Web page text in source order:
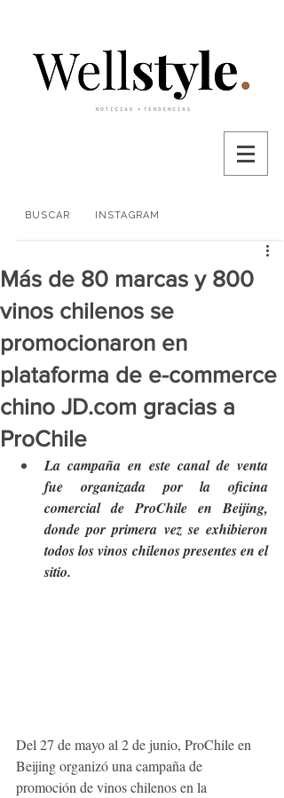
BUSCAR INSTAGRAM
Más de 80 marcas y 800
vinos chilenos se
promocionaron en
plataforma de e-commerce
chino JD.com gracias a
ProChile
La campaña en este canal de venta
fue organizada por la oficina
comercial de ProChile en Beijing,
donde por primera vez se exhibieron
todos los vinos chilenos presentes en el
sitio.
Del 27 de mayo al 2 de junio, ProChile en
Beijing organizó una campaña de
promoción de vinos chilenos en la